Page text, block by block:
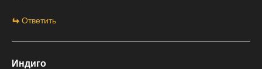
Ответить
Индиго